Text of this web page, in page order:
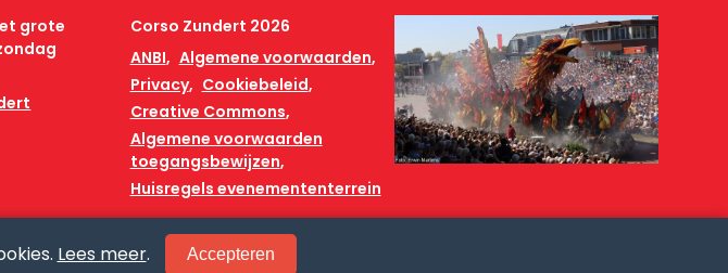
grote
Corso Zundert 2026
ANBI
Algemene voorwaarden
Privacy
Cookiebeleid
Creative Commons
Algemene voorwaarden
toegangsbewijzen
Huisregels evenemententerrein
Lees meer. Accepteren